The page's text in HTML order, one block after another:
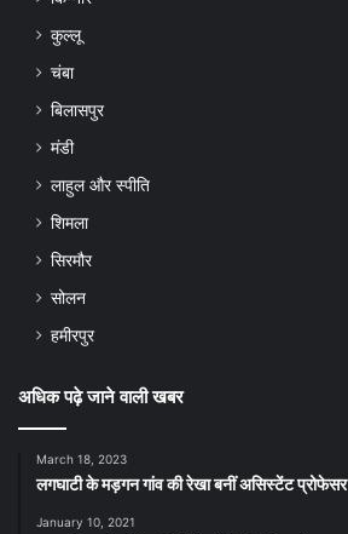
कुल्लू
चंबा
बिलासपुर
मंडी
लाहुल और स्पीति
शिमला
सिरमौर
सोलन
हमीरपुर
अधिक पढ़े जाने वाली खबर
March 18, 2023
लगघाटी के मड़गन गांव की रेखा बनीं असिस्टेंट प्रोफेसर
January 10, 2021